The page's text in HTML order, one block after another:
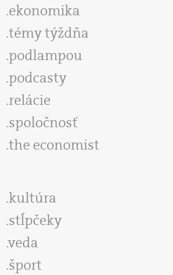
ekonomika
témy týždňa
podlampou
podcasty
relácie
spoločnosť
the economist
kultúra
stĺpčeky
veda
šport